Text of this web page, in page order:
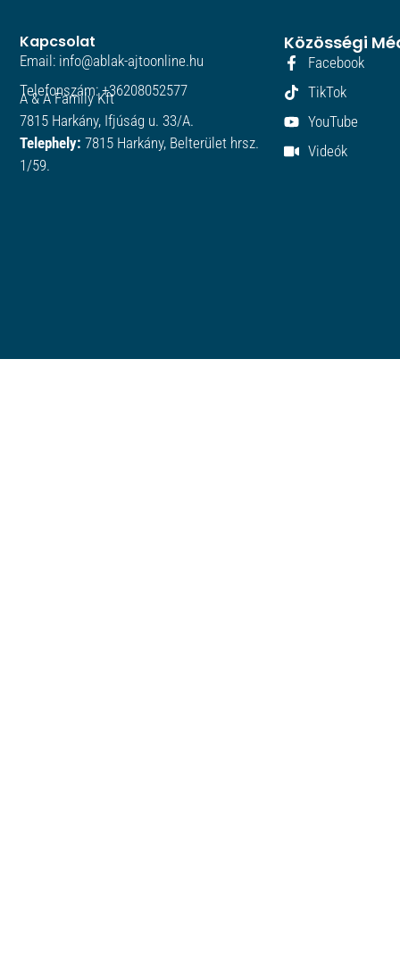
Közösségi
Facebook
TikTok
YouTube
Videók
Kapcsolat
A & A Family Kft
7815 Harkány, Ifjúság u. 33/A.
Telephely: 7815 Harkány, Belterület hrsz.
1/59.
Email: info@ablak-ajtoonline.hu
Telefonszám: +36208052577